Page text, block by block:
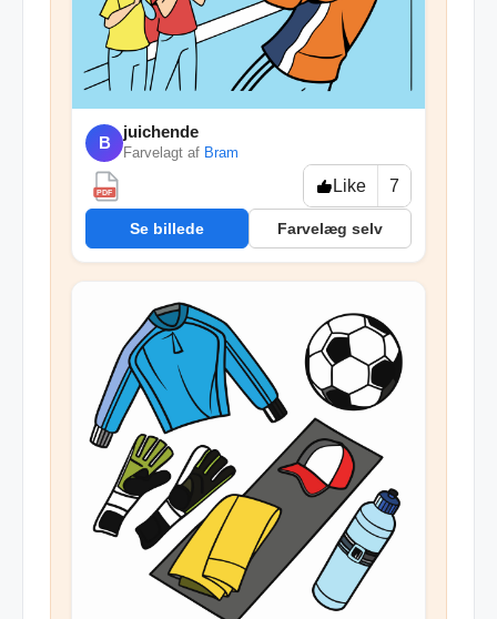
B
juichende
Farvelagt af Bram
PDF Like 7
Se billede Farvelæg selv